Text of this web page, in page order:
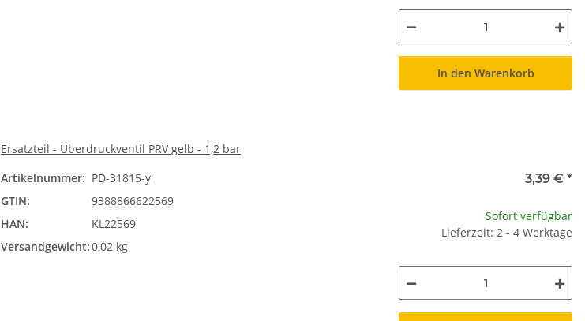
In den Warenkorb
Ersatzteil - Überdruckventil PRV gelb - 1,2 bar
Artikelnummer: PD-31815-y
GTIN:
9388866622569
HAN:
KL22569
Versandgewicht:0,02 kg
3,39 € *
Sofort verfügbar
Lieferzeit: 2 - 4 Werktage